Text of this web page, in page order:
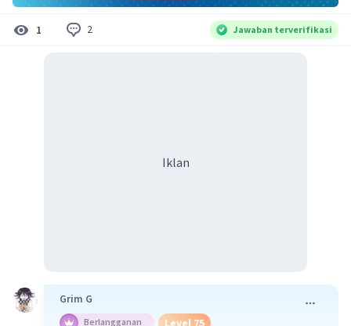
1 2 Jawaban terverifikasi
Iklan
Grim G
Berlangganan Level 75